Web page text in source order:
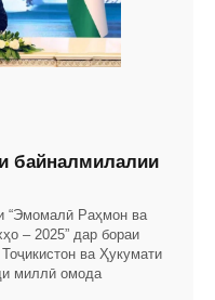
байналмилалии
“Эмомалӣ Раҳмон ва
– 2025” дар бораи
ва Ҳукумати
миллӣ омода